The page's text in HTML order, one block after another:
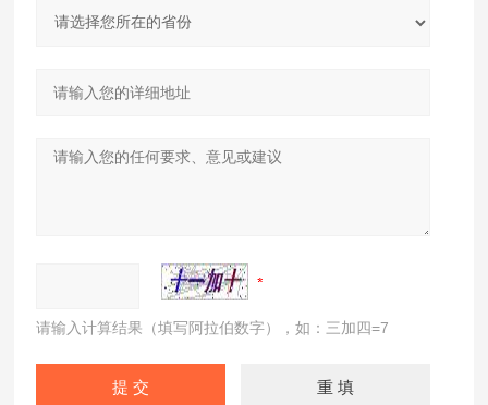
请输入计算结果（填写阿拉伯数字），如：三加四=7